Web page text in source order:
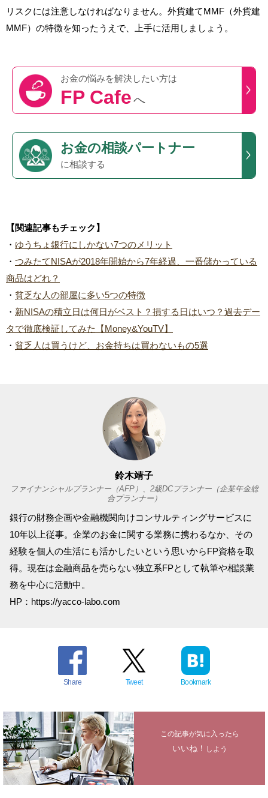
リスクには注意しなければなりません。外貨建てMMF（外貨建
MMF）の特徴を知ったうえで、上手に活用しましょう。
お金の悩みを解決したい方は
FP Cafeへ
お金の相談パートナー
に相談する
【関連記事もチェック】
・ ゆうちょ銀行にしかない7つのメリット
・ つみたてNISAが2018年開始から7年経過、一番儲かっている
商品はどれ？
・ 貧乏な人の部屋に多い5つの特徴
・ 新NISAの積立日は何日がベスト？損する日はいつ？過去デー
タで徹底検証してみた【Money&YouTV】
・ 貧乏人は買うけど、お金持ちは買わないもの5選
鈴木靖子
ファイナンシャルプランナー（AFP）、2級DCプランナー（企業年金総
合プランナー）
銀行の財務企画や金融機関向けコンサルティングサービスに
10年以上従事。企業のお金に関する業務に携わるなか、その
経験を個人の生活にも活かしたいという思いからFP資格を取
得。現在は金融商品を売らない独立系FPとして執筆や相談業
務を中心に活動中。
HP：https://yacco-labo.com
Share Tweet Bookmark
この記事が気に入ったら
いいね！ しよう